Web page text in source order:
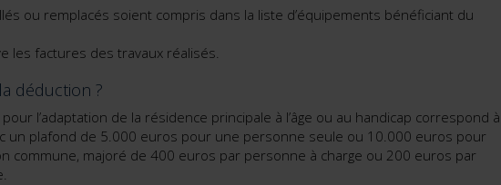
ou remplacés soient compris dans la liste d’équipements bénéficiant du
les factures des travaux réalisés.
déduction ?
l’adaptation de la résidence principale à l’âge ou au handicap correspond à
un plafond de 5.000 euros pour une personne seule ou 10.000 euros pour
commune, majoré de 400 euros par personne à charge ou 200 euros par